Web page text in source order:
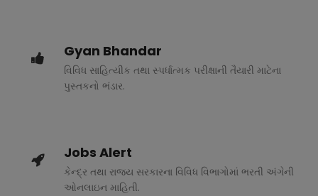
Gyan Bhandar
વિવિધ સાહિત્યીક તથા સ્પર્ધાત્મક પરીક્ષાની તૈયારી માટેના
પુસ્તકનો ભંડાર.
Jobs Alert
કેન્દ્ર તથા રાજ્ય સરકારના વિવિધ વિભાગોમાં ભરતી અંગેની
ઓનલાઇન માહિતી.